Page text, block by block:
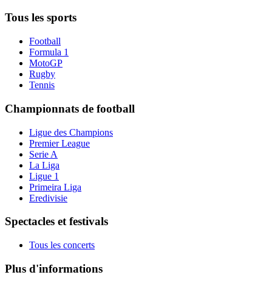
Tous les sports
Football
Formula 1
MotoGP
Rugby
Tennis
Championnats de football
Ligue des Champions
Premier League
Serie A
La Liga
Ligue 1
Primeira Liga
Eredivisie
Spectacles et festivals
Tous les concerts
Plus d'informations